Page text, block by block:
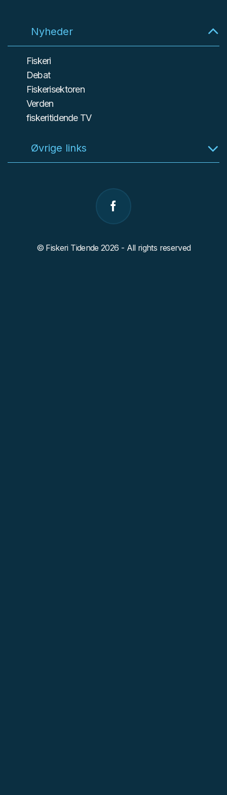
Nyheder
Fiskeri
Debat
Fiskerisektoren
Verden
fiskeritidende TV
Øvrige links
© Fiskeri Tidende 2026 - All rights reserved